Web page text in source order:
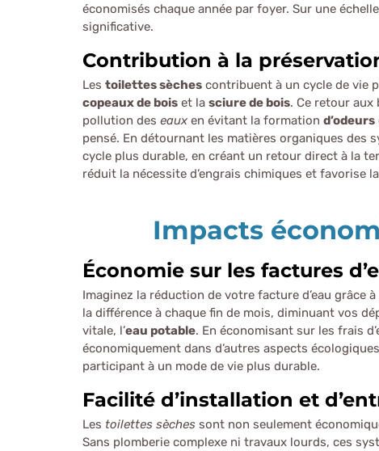
économisés chaque année par foyer. Sur une
significative.
Contribution à la
Les toilettes sèches contribuent à un cycle de vie
copeaux de bois et la sciure de bois. Ce retour aux
pollution des eaux en évitant la formation d’odeurs
pensé. En détournant les matières organiques des
cycle plus durable, en créant un retour direct à la
réduit la nécessite d’engrais chimiques et favorise
Impacts
Économie sur les factures
Imaginez la réduction de votre facture d’eau grâce
la différence à chaque fin de mois, diminuant vos
vitale, l’eau potable. En économisant sur les frais
économiquement dans d’autres aspects
participant à un mode de vie plus durable.
Facilité d’installation et
Les toilettes sèches sont non seulement
Sans plomberie complexe ni travaux lourds, ces